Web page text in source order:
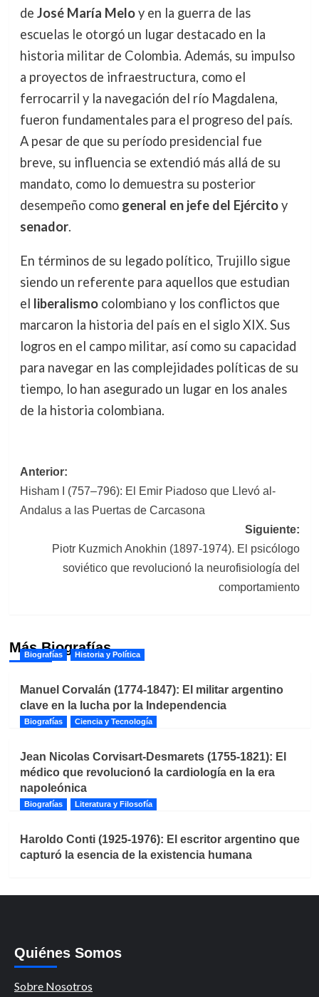
de José María Meloy en la guerra de las
escuelas le otorgó un lugar destacado en la
historia militar de Colombia. Además, su impulso
a proyectos de infraestructura, como el
ferrocarril y la navegación del río Magdalena,
fueron fundamentales para el progreso del país.
A pesar de que su período presidencial fue
breve, su influencia se extendió más allá de su
mandato, como lo demuestra su posterior
desempeño como general en jefe del Ejércitoy
senador.
En términos de su legado político, Trujillo sigue
siendo un referente para aquellos que estudian
el liberalismocolombiano y los conflictos que
marcaron la historia del país en el siglo XIX. Sus
logros en el campo militar, así como su capacidad
para navegar en las complejidades políticas de su
tiempo, lo han asegurado un lugar en los anales
de la historia colombiana.
Navegación
de
Anterior:
Hisham I (757–796): El Emir Piadoso que Llevó al-
Andalus a las Puertas de Carcasona
Siguiente:
Piotr Kuzmich Anokhin (1897-1974). El psicólogo
soviético que revolucionó la neurofisiología del
comportamiento
Más Biografías
Biografías Historia y Política
Manuel Corvalán (1774-1847): El militar argentino
clave en la lucha por la Independencia
Biografías Ciencia y Tecnología
Jean Nicolas Corvisart-Desmarets (1755-1821): El
médico que revolucionó la cardiología en la era
napoleónica
Biografías Literatura y Filosofía
Haroldo Conti (1925-1976): El escritor argentino que
capturó la esencia de la existencia humana
Quiénes Somos
Sobre Nosotros